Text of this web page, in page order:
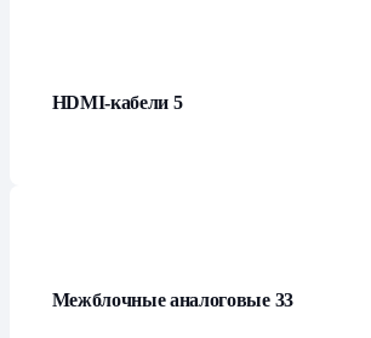
HDMI-кабели 5
Межблочные аналоговые 33